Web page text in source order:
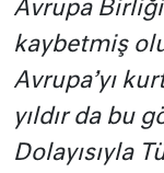
Avrupa
kaybetmiş
Avrupa’yı
yıldır da bu
Dolayısıyla